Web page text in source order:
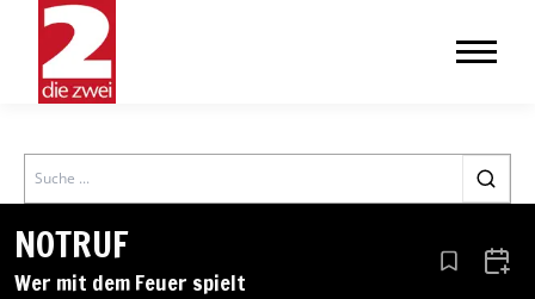
Search
NOTRUF
Wer mit dem Feuer spielt Aus den